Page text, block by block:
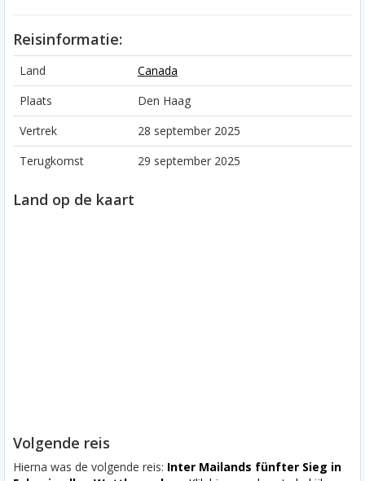
Reisinformatie:
Land
Canada
Plaats
Den Haag
Vertrek
28 september 2025
Terugkomst
29 september 2025
Land op de kaart
Volgende reis
Hierna was de volgende reis: Inter Mailands fünfter Sieg in